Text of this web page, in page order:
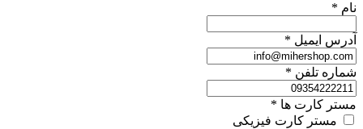
نام *
آدرس ایمیل *
شماره تلفن *
مستر کارت ها *
مستر کارت فیزیکی